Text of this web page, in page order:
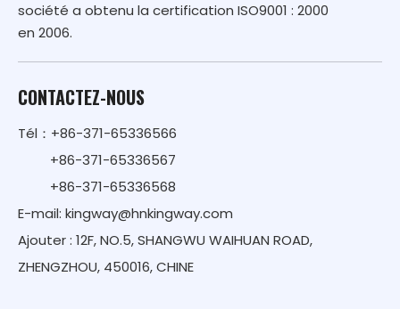
société a obtenu la certification ISO9001 : 2000
en 2006.
CONTACTEZ-NOUS
Tél：+86-371-65336566
+86-371-65336567
+86-371-65336568
E-mail: kingway@hnkingway.com
Ajouter : 12F, NO.5, SHANGWU WAIHUAN ROAD,
ZHENGZHOU, 450016, CHINE